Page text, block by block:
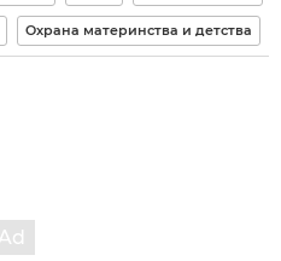
Охрана материнства и детства